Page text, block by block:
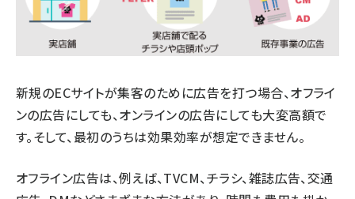
新規のECサイトが集客のために広告を打つ場合、オフライ
ンの広告にしても、オンラインの広告にしても大変高額で
す。そして、最初のうちは効果効率が想定できません。
オフライン広告は、例えば、TVCM、チラシ、雑誌広告、交通